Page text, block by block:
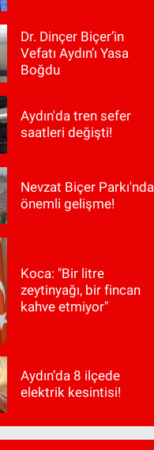
Dr. Dinçer Biçer’in
Vefatı Aydın’ı Yasa
Boğdu
Aydın'da tren sefer
saatleri değişti!
Nevzat Biçer Parkı'nda
önemli gelişme!
Koca: "Bir litre
zeytinyağı, bir fincan
kahve etmiyor"
Aydın’da 8 ilçede
elektrik kesintisi!